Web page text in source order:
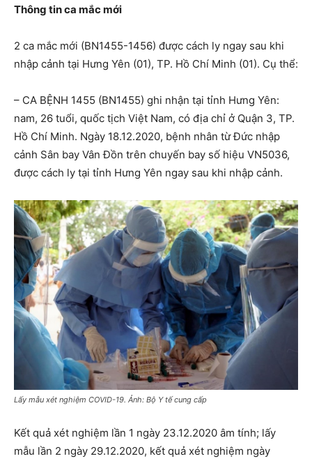
Thông tin ca mắc mới
2 ca mắc mới (BN1455-1456) được cách ly ngay sau khi
nhập cảnh tại Hưng Yên (01), TP. Hồ Chí Minh (01). Cụ thể:
– CA BỆNH 1455 (BN1455) ghi nhận tại tỉnh Hưng Yên:
nam, 26 tuổi, quốc tịch Việt Nam, có địa chỉ ở Quận 3, TP.
Hồ Chí Minh. Ngày 18.12.2020, bệnh nhân từ Đức nhập
cảnh Sân bay Vân Đồn trên chuyến bay số hiệu VN5036,
được cách ly tại tỉnh Hưng Yên ngay sau khi nhập cảnh.
Lấy mẫu xét nghiệm COVID-19. Ảnh: Bộ Y tế cung cấp
Kết quả xét nghiệm lần 1 ngày 23.12.2020 âm tính; lấy
mẫu lần 2 ngày 29.12.2020, kết quả xét nghiệm ngày